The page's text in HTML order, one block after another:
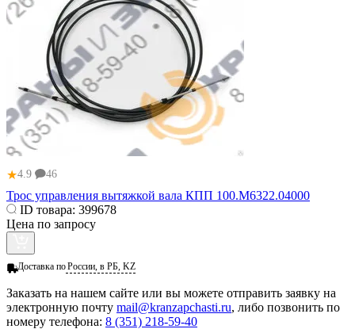
★4.9 46
Трос управления вытяжкой вала КПП 100.М6322.04000
ID товара: 399678
Цена по запросу
Доставка поРоссии, в РБ, KZ
Заказать на нашем сайте или вы можете отправить заявку на
электронную почту mail@kranzapchasti.ru, либо позвонить по
номеру телефона: 8 (351) 218-59-40